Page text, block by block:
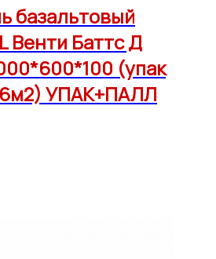
базальтовый
Венти Баттс Д
(упак
УПАК+ПАЛЛ